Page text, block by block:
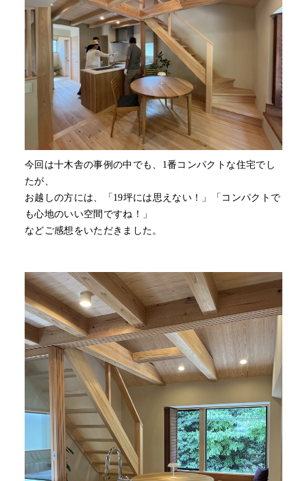
今回は十木舎の事例の中でも、1番コンパクトな住宅でし
たが、
お越しの方には、「19坪には思えない！」「コンパクトで
も心地のいい空間ですね！」
などご感想をいただきました。